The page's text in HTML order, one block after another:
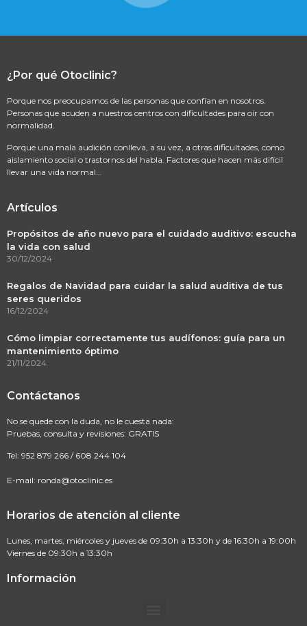
¿Por qué Otoclinic?
Porque nos preocupamos de las personas que confían en nosotros.
Personas que acuden a nuestros centros con dificultades para oír con
normalidad.
Porque una mala audición conlleva, a su vez, a otras dificultades, como
aislamiento social o trastornos del habla. Factores que hacen más difícil
llevar una vida normal…
Artículos
Propósitos de año nuevo para el cuidado auditivo: escucha
la vida con salud
30/12/2024
Regalos de Navidad para cuidar la salud auditiva de tus
seres queridos
16/12/2024
Cómo limpiar correctamente tus audífonos: guía para un
mantenimiento óptimo
21/11/2024
Contáctanos
No se quede con la duda, no le cuesta nada:
Pruebas, consulta y revisiones: GRATIS
Tel: 952 879 266 / 608 244 104
E-mail: ronda@otoclinic.es
Horarios de atención al cliente
Lunes, martes, miércoles y jueves de 09:30h a 13:30h y de 16:30h a 19:00h
Viernes de 09:30h a 13:30h
Información